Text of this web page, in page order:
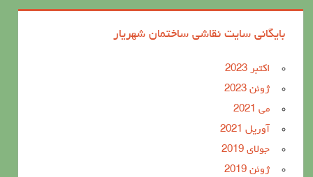
بایگانی سایت نقاشی ساختمان شهریار
اکتبر 2023
ژوئن 2023
می 2021
آوریل 2021
جولای 2019
ژوئن 2019